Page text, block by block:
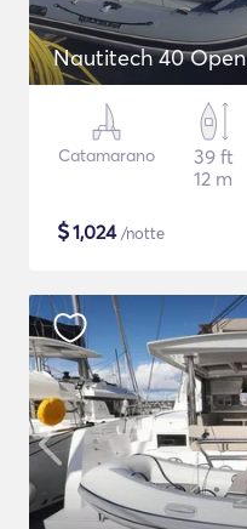
Nautitech 40 Open
Catamarano
39 ft
12 m
$1,024/notte